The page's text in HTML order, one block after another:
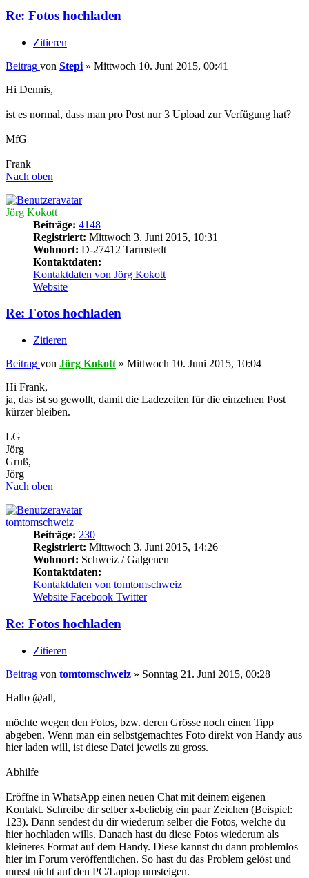
Re: Fotos hochladen
Zitieren
Beitrag von Stepi » Mittwoch 10. Juni 2015, 00:41
Hi Dennis,
ist es normal, dass man pro Post nur 3 Upload zur Verfügung hat?
MfG
Frank
Nach oben
Jörg Kokott
Beiträge: 4148
Registriert: Mittwoch 3. Juni 2015, 10:31
Wohnort: D-27412 Tarmstedt
Kontaktdaten:
Kontaktdaten von Jörg Kokott
Website
Re: Fotos hochladen
Zitieren
Beitrag von Jörg Kokott » Mittwoch 10. Juni 2015, 10:04
Hi Frank,
ja, das ist so gewollt, damit die Ladezeiten für die einzelnen Post
kürzer bleiben.
LG
Jörg
Gruß,
Jörg
Nach oben
tomtomschweiz
Beiträge: 230
Registriert: Mittwoch 3. Juni 2015, 14:26
Wohnort: Schweiz / Galgenen
Kontaktdaten:
Kontaktdaten von tomtomschweiz
Website Facebook Twitter
Re: Fotos hochladen
Zitieren
Beitrag von tomtomschweiz » Sonntag 21. Juni 2015, 00:28
Hallo @all,
möchte wegen den Fotos, bzw. deren Grösse noch einen Tipp
abgeben. Wenn man ein selbstgemachtes Foto direkt von Handy aus
hier laden will, ist diese Datei jeweils zu gross.
Abhilfe
Eröffne in WhatsApp einen neuen Chat mit deinem eigenen
Kontakt. Schreibe dir selber x-beliebig ein paar Zeichen (Beispiel:
123). Dann sendest du dir wiederum selber die Fotos, welche du
hier hochladen wills. Danach hast du diese Fotos wiederum als
kleineres Format auf dem Handy. Diese kannst du dann problemlos
hier im Forum veröffentlichen. So hast du das Problem gelöst und
musst nicht auf den PC/Laptop umsteigen.